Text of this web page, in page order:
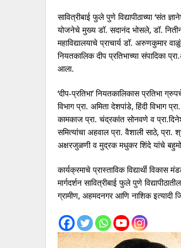
सावित्रीबाई फुले पुणे विद्यापीठाच्या ‘संत
योजनेचे मुख्य डॉ. सदानंद भोसले, डॉ.
महाविद्यालयाचे प्राचार्य डॉ. अरुणकुमार
नियतकालिक दीप प्रतिभाच्या संपादिका
आला.
‘दीप-प्रतिभा’ नियतकालिकास प्रतिभा
विभाग प्रा. अमिता देशपांडे, हिंदी विभाग
कामकाज प्रा. चंद्रकांत सोनवणे व प्रा.दिनेश
समित्यांचा अहवाल प्रा. वैशाली साठे,
अक्षरजुळणी व मुद्रक मधुकर शिंदे यांचे
कार्यक्रमाचे प्रास्ताविक विद्यार्थी
मार्गदर्शन सावित्रीबाई फुले पुणे
ग्रामीण, अहमदनगर आणि नाशिक इत्यादी